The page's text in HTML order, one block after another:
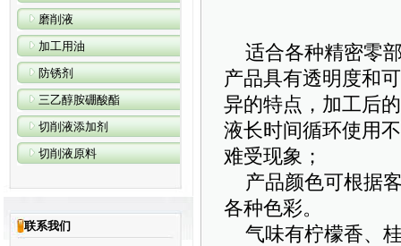
磨削液
加工用油
防锈剂
三乙醇胺硼酸酯
切削液添加剂
切削液原料
联系我们
适合各种精密零
产品具有透明度和
异的特点，加工后
液长时间循环使用
难受现象；
产品颜色可根据
各种色彩。
气味有柠檬香、